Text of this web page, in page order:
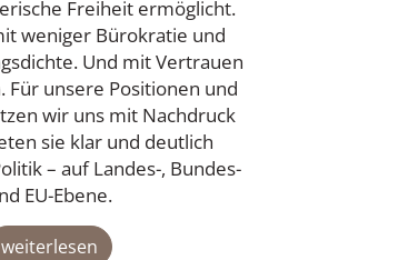
Freiheit ermöglicht.
weniger Bürokratie und
Und mit Vertrauen
Für unsere Positionen und
wir uns mit Nachdruck
sie klar und deutlich
– auf Landes-, Bundes-
EU-Ebene.
weiterlesen